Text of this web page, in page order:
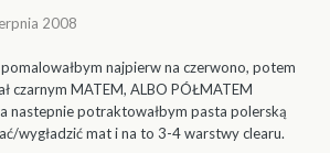
2008
najpierw na czerwono, potem
czarnym MATEM, ALBO PÓŁMATEM
nastepnie potraktowałbym pasta polerską
wygładzić mat i na to 3-4 warstwy clearu.